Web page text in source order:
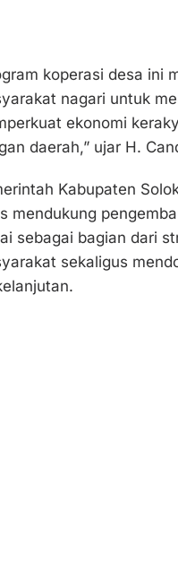
koperasi desa ini
nagari untuk
ekonomi
daerah,” ujar H.
Kabupaten
mendukung
sebagai bagian dari
sekaligus